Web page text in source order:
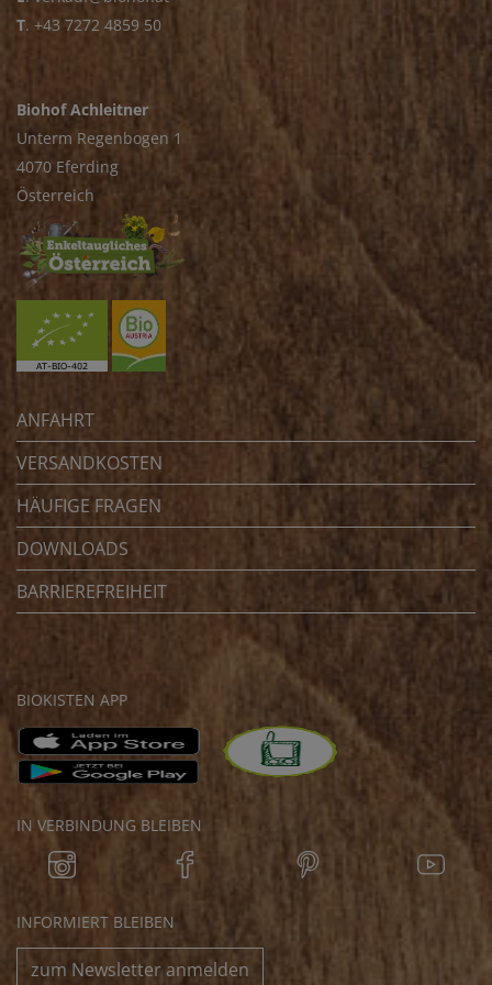
T. +43 7272 4859 50
Biohof Achleitner
Unterm Regenbogen 1
4070 Eferding
Österreich
ANFAHRT
VERSANDKOSTEN
HÄUFIGE FRAGEN
DOWNLOADS
BARRIEREFREIHEIT
BIOKISTEN APP
IN VERBINDUNG BLEIBEN
INFORMIERT BLEIBEN
zum Newsletter anmelden